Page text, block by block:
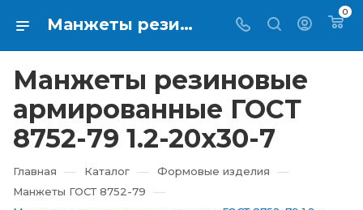
Манжеты резиновые армированные ГОСТ 8752-79 1.2-20х30-7 купить в Екатеринбурге ⇨ RTI-KUPI
0
Манжеты резиновые
армированные ГОСТ
8752-79 1.2-20х30-7
Главная — Каталог — Формовые изделия —
Манжеты ГОСТ 8752-79 —